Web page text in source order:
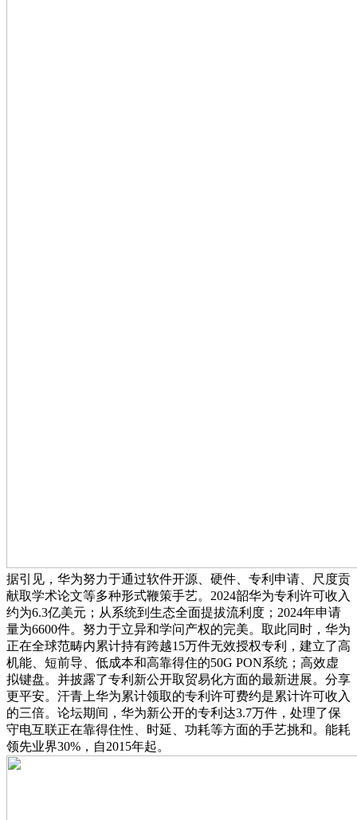
据引见，华为努力于通过软件开源、硬件、专利申请、尺度贡
献取学术论文等多种形式鞭策手艺。2024韶华为专利许可收入
约为6.3亿美元；从系统到生态全面提拔流利度；2024年申请
量为6600件。努力于立异和学问产权的完美。取此同时，华为
正在全球范畴内累计持有跨越15万件无效授权专利，建立了高
机能、短前导、低成本和高靠得住的50G PON系统；高效虚
拟键盘。并披露了专利新公开取贸易化方面的最新进展。分享
更平安。汗青上华为累计领取的专利许可费约是累计许可收入
的三倍。论坛期间，华为新公开的专利达3.7万件，处理了保
守电互联正在靠得住性、时延、功耗等方面的手艺挑和。能耗
领先业界30%，自2015年起。